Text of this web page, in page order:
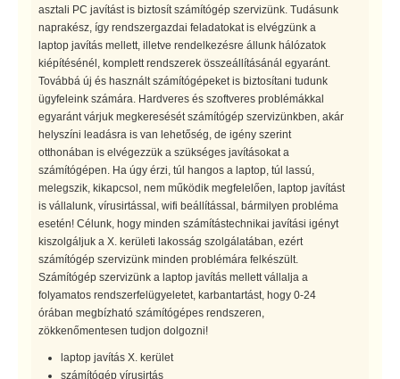
asztali PC javítást is biztosít számítógép szervizünk. Tudásunk
naprakész, így rendszergazdai feladatokat is elvégzünk a
laptop javítás mellett, illetve rendelkezésre állunk hálózatok
kiépítésénél, komplett rendszerek összeállításánál egyaránt.
Továbbá új és használt számítógépeket is biztosítani tudunk
ügyfeleink számára. Hardveres és szoftveres problémákkal
egyaránt várjuk megkeresését számítógép szervizünkben, akár
helyszíni leadásra is van lehetőség, de igény szerint
otthonában is elvégezzük a szükséges javításokat a
számítógépen. Ha úgy érzi, túl hangos a laptop, túl lassú,
melegszik, kikapcsol, nem működik megfelelően, laptop javítást
is vállalunk, vírusirtással, wifi beállítással, bármilyen probléma
esetén! Célunk, hogy minden számítástechnikai javítási igényt
kiszolgáljuk a X. kerületi lakosság szolgálatában, ezért
számítógép szervizünk minden problémára felkészült.
Számítógép szervizünk a laptop javítás mellett vállalja a
folyamatos rendszerfelügyeletet, karbantartást, hogy 0-24
órában megbízható számítógépes rendszeren,
zökkenőmentesen tudjon dolgozni!
laptop javítás X. kerület
számítógép vírusirtás